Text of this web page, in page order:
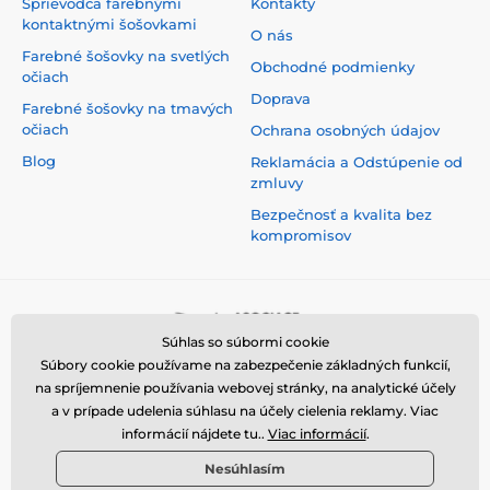
Sprievodca farebnými
kontaktnými šošovkami
Farebné šošovky na svetlých
očiach
Farebné šošovky na tmavých
očiach
Blog
Kontakty
O nás
Obchodné podmienky
Doprava
Ochrana osobných údajov
Reklamácia a Odstúpenie od
zmluvy
Bezpečnosť a kvalita bez
kompromisov
Súhlas so súbormi cookie
Súbory cookie používame na zabezpečenie základných funkcií,
na spríjemnenie používania webovej stránky, na analytické účely
a v prípade udelenia súhlasu na účely cielenia reklamy. Viac
informácií nájdete tu.. Viac informácií.
Nesúhlasím